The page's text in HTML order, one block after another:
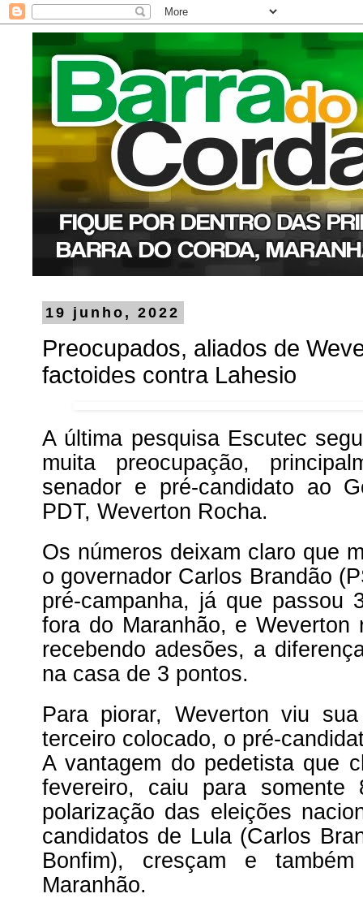
19 junho, 2022
Preocupados, aliados de
factoides contra Lahesio
A última pesquisa Escutec
muita preocupação,
senador e pré-candidato ao
PDT, Weverton Rocha.
Os números deixam claro que
o governador Carlos Brandão
pré-campanha, já que passou
fora do Maranhão, e Weverton
recebendo adesões, a
na casa de 3 pontos.
Para piorar, Weverton viu
terceiro colocado, o pré-
A vantagem do pedetista que
fevereiro, caiu para
polarização das eleições
candidatos de Lula (Carlos
Bonfim), cresçam e
Maranhão.